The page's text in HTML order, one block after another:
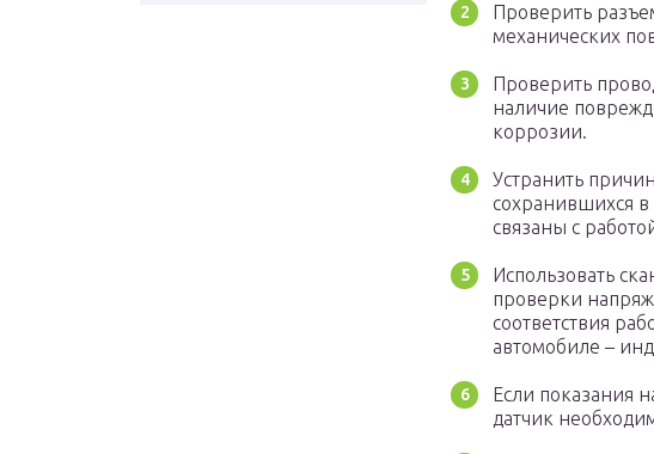
Проверить
механических
Проверить
наличие
коррозии.
Устранить
сохранившихся
связаны с
Использовать
проверки
соответствия
автомобиле –
Если показания
датчик